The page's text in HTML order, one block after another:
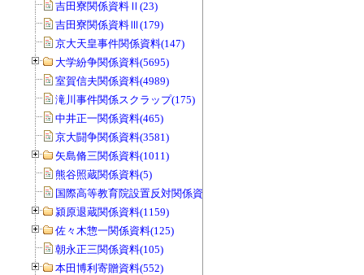
吉田寮関係資料Ⅱ(23)
吉田寮関係資料Ⅲ(179)
京大天皇事件関係資料(147)
大学紛争関係資料(5695)
室賀信夫関係資料(4989)
滝川事件関係スクラップ(175)
中井正一関係資料(465)
京大闘争関係資料(3581)
矢島脩三関係資料(1011)
熊谷照蔵関係資料(5)
国際高等教育院設置反対関係資料(20)
潁原退蔵関係資料(1159)
佐々木惣一関係資料(125)
朝永正三関係資料(105)
本田博利寄贈資料(552)